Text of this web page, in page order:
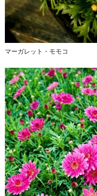
マーガレット・モモコ